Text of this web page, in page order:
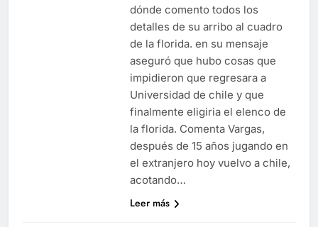
dónde comento todos los
detalles de su arribo al cuadro
de la florida. en su mensaje
aseguró que hubo cosas que
impidieron que regresara a
Universidad de chile y que
finalmente eligiria el elenco de
la florida. Comenta Vargas,
después de 15 años jugando en
el extranjero hoy vuelvo a chile,
acotando…
Leer más